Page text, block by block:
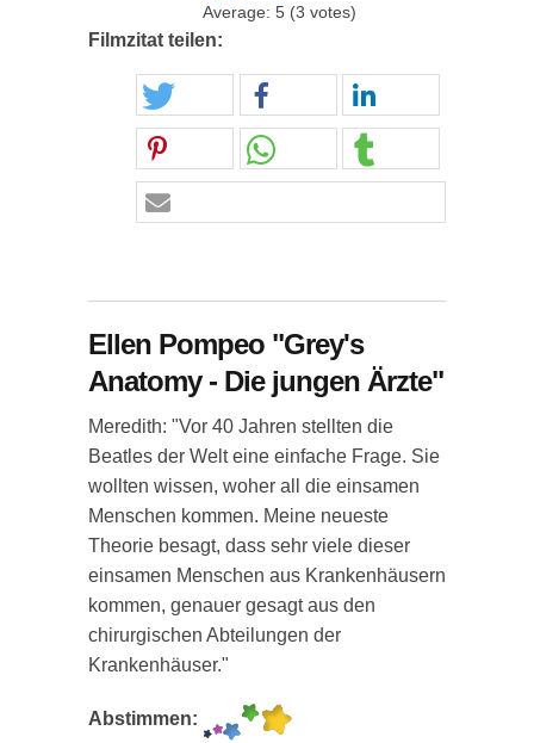
Average: 5 (3 votes)
Filmzitat teilen:
Ellen Pompeo "Grey's
Anatomy - Die jungen Ärzte"
Meredith: "Vor 40 Jahren stellten die
Beatles der Welt eine einfache Frage. Sie
wollten wissen, woher all die einsamen
Menschen kommen. Meine neueste
Theorie besagt, dass sehr viele dieser
einsamen Menschen aus Krankenhäusern
kommen, genauer gesagt aus den
chirurgischen Abteilungen der
Krankenhäuser."
Abstimmen: